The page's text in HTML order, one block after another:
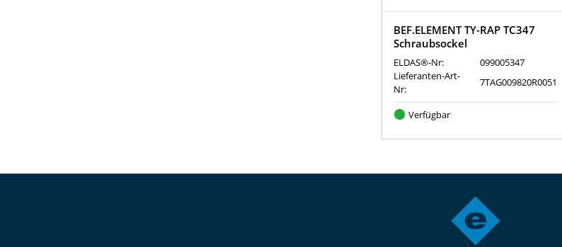
BEF.ELEMENT TY-RAP TC347
Schraubsockel
ELDAS®-Nr:
099005347
Lieferanten-Art-
Nr:
7TAG009820R0051
Verfügbar